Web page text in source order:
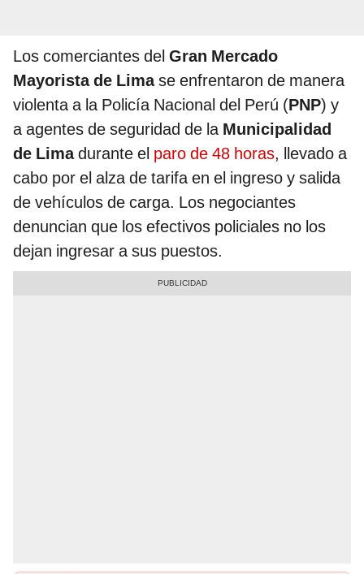
Los comerciantes del Gran Mercado
Mayorista de Limase enfrentaron de manera
violenta a la Policía Nacional del Perú (PNP) y
a agentes de seguridad de la Municipalidad
de Limadurante el paro de 48 horas, llevado a
cabo por el alza de tarifa en el ingreso y salida
de vehículos de carga. Los negociantes
denuncian que los efectivos policiales no los
dejan ingresar a sus puestos.